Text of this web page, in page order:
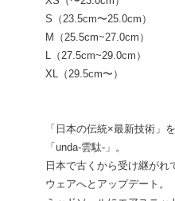
S（23.5cm〜25.0cm）
M（25.5cm~27.0cm）
L（27.5cm~29.0cm）
XL（29.5cm〜）
「日本の伝統×最新技術」
「unda-雲駄-」。
日本で古くから受け継がれ
ウェアへとアップデート。